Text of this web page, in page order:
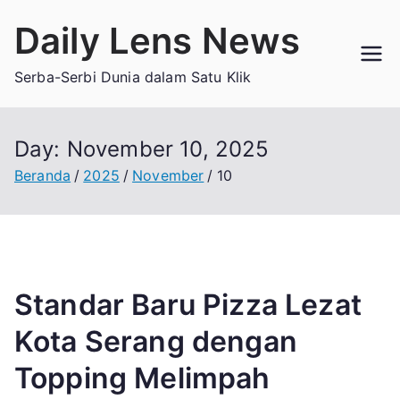
Daily Lens News
Serba-Serbi Dunia dalam Satu Klik
Day: November 10, 2025
Beranda 2025 November 10
Standar Baru Pizza Lezat
Kota Serang dengan
Topping Melimpah